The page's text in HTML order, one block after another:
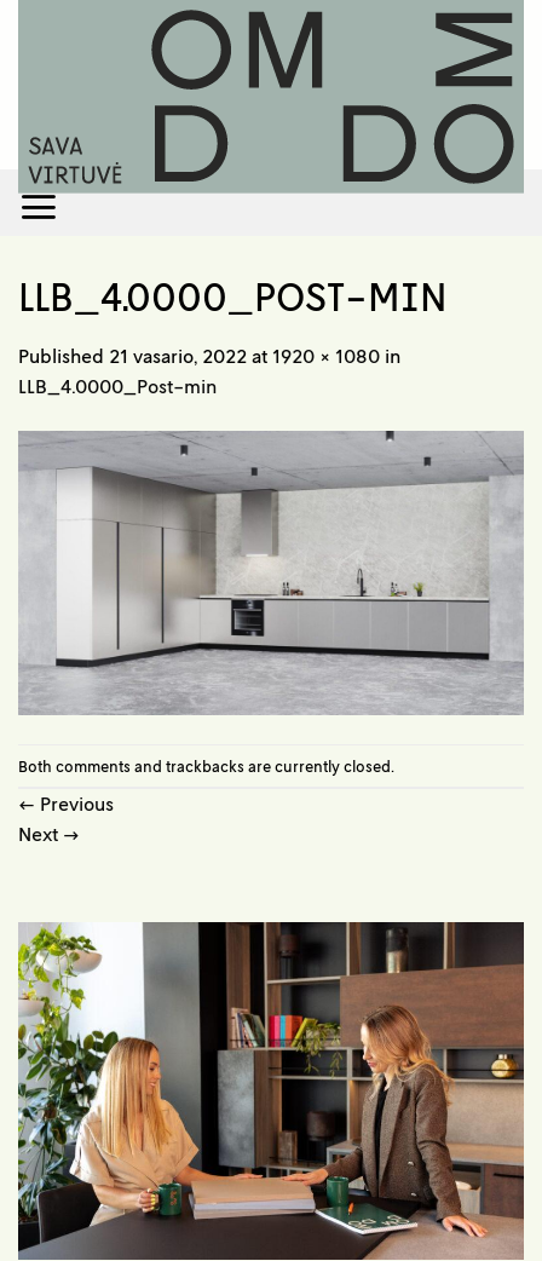
LLB_4.0000_POST-MIN
Published 21 vasario, 2022 at 1920 × 1080 in
LLB_4.0000_Post-min
Both comments and trackbacks are currently closed.
← Previous
Next →